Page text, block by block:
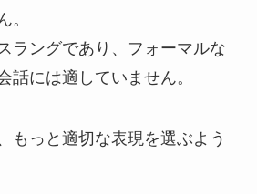
。
ラングであり、フォーマルな
話には適していません。
もっと適切な表現を選ぶよう